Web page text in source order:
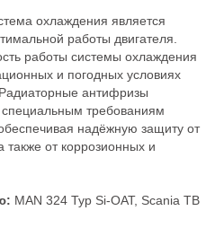
охлаждения является
работы двигателя.
работы системы охлаждения
и погодных условиях
антифризы
специальным требованиям
надёжную защиту от
от коррозионных и
MAN 324 Typ Si-OAT, Scania TB